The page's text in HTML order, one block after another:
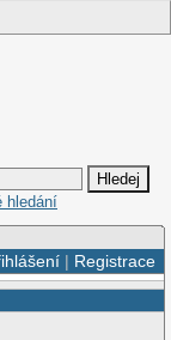
hledání
| Registrace